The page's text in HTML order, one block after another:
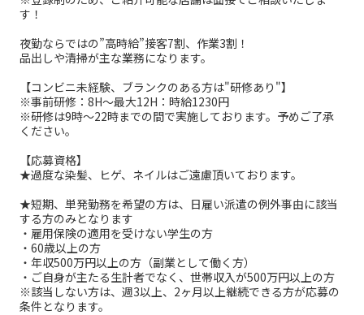
す！
夜勤ならではの”高時給”接客7割、作業3割！
品出しや清掃が主な業務になります。
【コンビニ未経験、ブランクのある方は"研修あり"】
※事前研修：8H～最大12H：時給1230円
※研修は9時～22時までの間で実施しております。予めご了承
ください。
【応募資格】
★過度な染髪、ヒゲ、ネイルはご遠慮頂いております。
★短期、単発勤務を希望の方は、日雇い派遣の例外事由に該当
する方のみとなります
・雇用保険の適用を受けない学生の方
・60歳以上の方
・年収500万円以上の方（副業として働く方）
・ご自身が主たる生計者でなく、世帯収入が500万円以上の方
※該当しない方は、週3以上、2ヶ月以上継続できる方が応募の
条件となります。